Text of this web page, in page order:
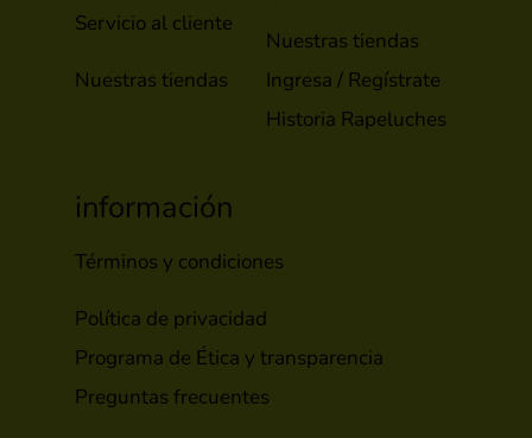
Servicio al cliente
Nuestras tiendas
Nuestras tiendas
Ingresa / Regístrate
Historia Rapeluches
información
Términos y condiciones
Política de privacidad
Programa de Ética y transparencia
Preguntas frecuentes